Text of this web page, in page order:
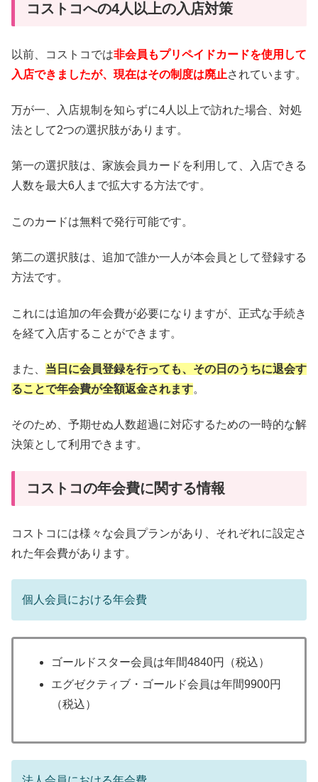
コストコへの4人以上の入店対策
以前、コストコでは非会員もプリペイドカードを使用して
入店できましたが、現在はその制度は廃止されています。
万が一、入店規制を知らずに4人以上で訪れた場合、対処
法として2つの選択肢があります。
第一の選択肢は、家族会員カードを利用して、入店できる
人数を最大6人まで拡大する方法です。
このカードは無料で発行可能です。
第二の選択肢は、追加で誰か一人が本会員として登録する
方法です。
これには追加の年会費が必要になりますが、正式な手続き
を経て入店することができます。
また、 当日に会員登録を行っても、その日のうちに退会す
ることで年会費が全額返金されます。
そのため、予期せぬ人数超過に対応するための一時的な解
決策として利用できます。
コストコの年会費に関する情報
コストコには様々な会員プランがあり、それぞれに設定さ
れた年会費があります。
個人会員における年会費
ゴールドスター会員は年間4840円（税込）
エグゼクティブ・ゴールド会員は年間9900円
（税込）